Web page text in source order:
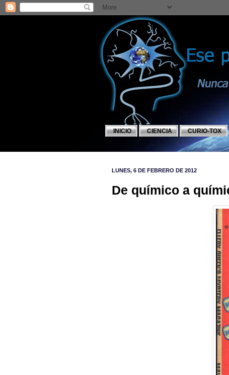
INICIO CIENCIA CURIO-TOX
LUNES, 6 DE FEBRERO DE 2012
De químico a